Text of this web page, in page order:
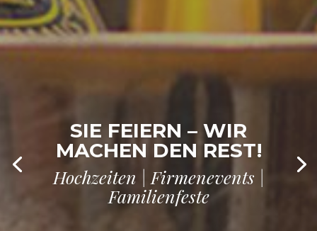
SIE FEIERN – WIR
MACHEN DEN REST!
Hochzeiten | Firmenevents |
Familienfeste